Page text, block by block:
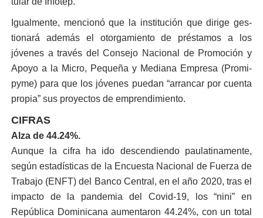
Igualmente, mencionó que la institución que dirige ges­
tionará además el otorga­miento de préstamos a los
jóvenes a través del Conse­jo Nacional de Promoción y
Apoyo a la Micro, Pequeña y Mediana Empresa (Promi­
pyme) para que los jóvenes puedan “arrancar por cuen­ta
propia” sus proyectos de emprendimiento.
CIFRAS
Alza de 44.24%.
Aunque la cifra ha ido descendiendo paulati­namente,
según esta­dísticas de la Encues­ta Nacional de Fuerza de
Trabajo (ENFT) del Banco Central, en el año 2020, tras el
im­pacto de la pande­mia del Covid-19, los “nini” en
República Dominicana aumen­taron 44.24%, con un total